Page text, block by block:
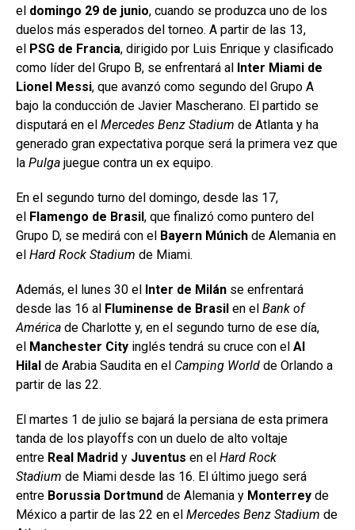
el domingo 29 de junio, cuando se produzca uno de los
duelos más esperados del torneo. A partir de las 13,
el PSG de Francia, dirigido por Luis Enrique y clasificado
como líder del Grupo B, se enfrentará al Inter Miami de
Lionel Messi, que avanzó como segundo del Grupo A
bajo la conducción de Javier Mascherano. El partido se
disputará en el Mercedes Benz Stadium de Atlanta y ha
generado gran expectativa porque será la primera vez que
la Pulga juegue contra un ex equipo.
En el segundo turno del domingo, desde las 17,
el Flamengo de Brasil, que finalizó como puntero del
Grupo D, se medirá con el Bayern Múnich de Alemania en
el Hard Rock Stadium de Miami.
Además, el lunes 30 el Inter de Milán se enfrentará
desde las 16 al Fluminense de Brasil en el Bank of
América de Charlotte y, en el segundo turno de ese día,
el Manchester City inglés tendrá su cruce con el Al
Hilal de Arabia Saudita en el Camping World de Orlando a
partir de las 22.
El martes 1 de julio se bajará la persiana de esta primera
tanda de los playoffs con un duelo de alto voltaje
entre Real Madrid y Juventus en el Hard Rock
Stadium de Miami desde las 16. El último juego será
entre Borussia Dortmund de Alemania y Monterrey de
México a partir de las 22 en el Mercedes Benz Stadium de